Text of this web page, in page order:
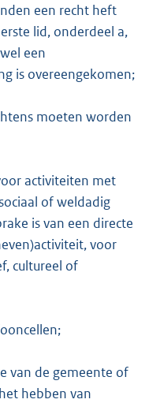
een recht heft
lid, onderdeel a,
een
is overeengekomen;
moeten worden
activiteiten met
of weldadig
is van een directe
voor
cultureel of
van de gemeente of
hebben van